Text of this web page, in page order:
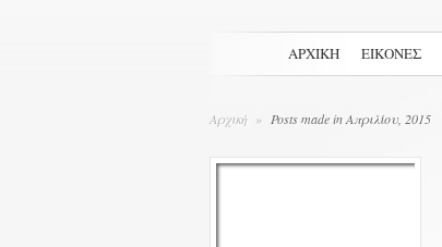
ΑΡΧΙΚΉ ΕΙΚΟΝΕΣ
Αρχική » Posts made in Απριλίου, 2015